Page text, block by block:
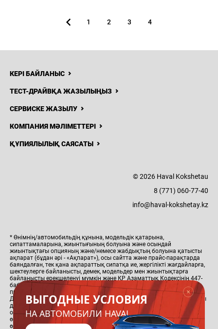
1 2 3 4
КЕРІ БАЙЛАНЫС
ТЕСТ-ДРАЙВҚА ЖАЗЫЛЫҢЫЗ
СЕРВИСКЕ ЖАЗЫЛУ
КОМПАНИЯ МӘЛІМЕТТЕРІ
ҚҰПИЯЛЫЛЫҚ САЯСАТЫ
© 2026 Haval Kokshetau
8 (771) 060-77-40
info@haval-kokshetay.kz
* Өнімнің/автомобильдің құнына, модельдік қатарына,
сипаттамаларына, жиынтығының болуына және осындай
жиынтықтағы опцияның және/немесе жабдықтың болуына қатысты
ақпарат (бұдан әрі - «Ақпарат»), осы сайтта және прайс-парақтарда
баяндалған, тек қана ақпараттық сипатқа ие, жергілікті жағдайларға,
шектеулерге байланысты, демек, модельдер мен жиынтықтарға
байланысты ерекшеленуі мүмкін және ҚР Азаматтық Кодексінің 447-
бабына сәйкес жария оферта болып табылмайды. Осы сайтта және
прайс-парақтарда баяндалған ең жоғары бағалар мен ақпарат
Дистрибьютор тарапынан алдын ала ескертусіз сату орындарындағы
дилердің нақты бағалары мен ақпараттарынан ерекшеленуі мүмкін,
осыған байланысты сіз өз қалаңыздағы ресми дилерден толық және
өзекті ақпаратты ала аласыз. Қандай да бір автомобильді немесе
өнімді сатып алудың негізгі шарттары тиісті сатып алу-сату
ВЫГОДНЫЕ УСЛОВИЯ
НА АВТОМОБИЛИ HAVAL